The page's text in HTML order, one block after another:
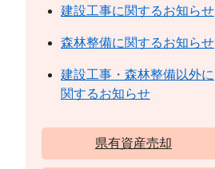
建設工事に関するお知らせ
森林整備に関するお知らせ
建設工事・森林整備以外に
関するお知らせ
県有資産売却